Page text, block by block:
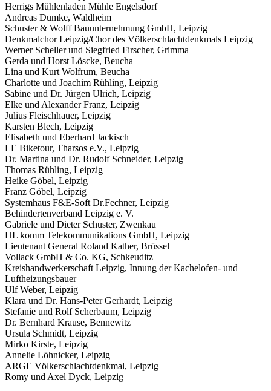
Herrigs Mühlenladen Mühle Engelsdorf
Andreas Dumke, Waldheim
Schuster & Wolff Bauunternehmung GmbH, Leipzig
Denkmalchor Leipzig/Chor des Völkerschlachtdenkmals Leipzig
Werner Scheller und Siegfried Firscher, Grimma
Gerda und Horst Löscke, Beucha
Lina und Kurt Wolfrum, Beucha
Charlotte und Joachim Rühling, Leipzig
Sabine und Dr. Jürgen Ulrich, Leipzig
Elke und Alexander Franz, Leipzig
Julius Fleischhauer, Leipzig
Karsten Blech, Leipzig
Elisabeth und Eberhard Jackisch
LE Biketour, Tharsos e.V., Leipzig
Dr. Martina und Dr. Rudolf Schneider, Leipzig
Thomas Rühling, Leipzig
Heike Göbel, Leipzig
Franz Göbel, Leipzig
Systemhaus F&E-Soft Dr.Fechner, Leipzig
Behindertenverband Leipzig e. V.
Gabriele und Dieter Schuster, Zwenkau
HL komm Telekommunikations GmbH, Leipzig
Lieutenant General Roland Kather, Brüssel
Vollack GmbH & Co. KG, Schkeuditz
Kreishandwerkerschaft Leipzig, Innung der Kachelofen- und
Luftheizungsbauer
Ulf Weber, Leipzig
Klara und Dr. Hans-Peter Gerhardt, Leipzig
Stefanie und Rolf Scherbaum, Leipzig
Dr. Bernhard Krause, Bennewitz
Ursula Schmidt, Leipzig
Mirko Kirste, Leipzig
Annelie Löhnicker, Leipzig
ARGE Völkerschlachtdenkmal, Leipzig
Romy und Axel Dyck, Leipzig